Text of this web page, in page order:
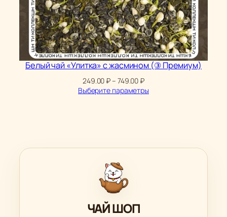
Белый чай «Улитка» с жасмином (③ Премиум)
249.00 ₽– 749.00 ₽Диапазон
цен:
Выберите параметры
ЧАЙ ШОП